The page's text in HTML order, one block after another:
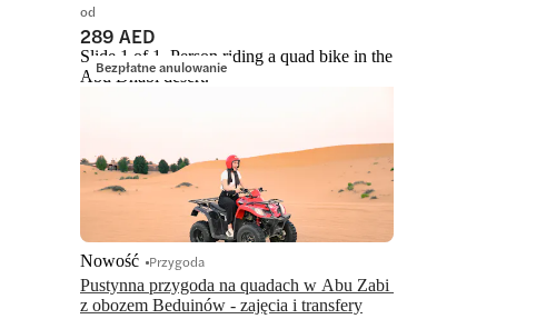
od
289 AED
Bezpłatne anulowanie
Slide 1 of 1, Person riding a quad bike in the
Abu Dhabi desert.
Pustynna przygoda na quadach w Abu Zabi
z obozem Beduinów - zajęcia i transfery
Nowość Przygoda